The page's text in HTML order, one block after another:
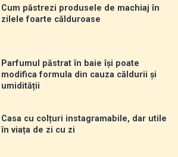
Cum păstrezi produsele de machiaj în
zilele foarte călduroase
Parfumul păstrat în baie își poate
modifica formula din cauza căldurii și
umidității
Casa cu colțuri instagramabile, dar utile
în viața de zi cu zi